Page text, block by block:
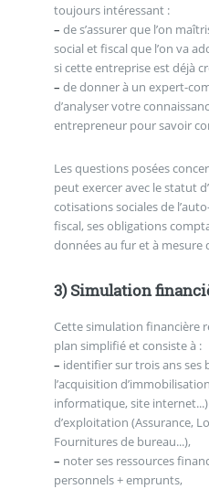
toujours intéressant :
– de s’assurer que l’on
social et fiscal que l’on va
si cette entreprise est déjà
– de donner à un expert-
d’analyser votre
entrepreneur pour savoir
Les questions posées
peut exercer avec le statut
cotisations sociales de
fiscal, ses obligations
données au fur et à mesure
3) Simulation
Cette simulation financière
plan simplifié et consiste à :
– identifier sur trois ans ses
l’acquisition
informatique, site
d’exploitation (Assurance,
Fournitures de bureau...),
– noter ses ressources
personnels + emprunts,